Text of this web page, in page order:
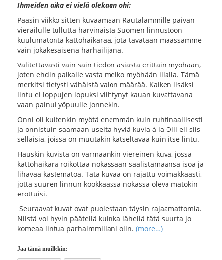
Ihmeiden aika ei vielä olekaan ohi:
Pääsin viikko sitten kuvaamaan Rautalammille päivän
vierailulle tullutta harvinaista Suomen linnustoon
kuulumatonta kattohaikaraa, jota tavataan maassamme
vain jokakesäisenä harhailijana.
Valitettavasti vain sain tiedon asiasta erittäin myöhään,
joten ehdin paikalle vasta melko myöhään illalla. Tämä
merkitsi tietysti vähäistä valon määrää. Kaiken lisäksi
lintu ei loppujen lopuksi viihtynyt kauan kuvattavana
vaan painui yöpuulle jonnekin.
Onni oli kuitenkin myötä enemmän kuin ruhtinaallisesti
ja onnistuin saamaan useita hyviä kuvia à la Olli eli siis
sellaisia, joissa on muutakin katseltavaa kuin itse lintu.
Hauskin kuvista on varmaankin viereinen kuva, jossa
kattohaikara roikottaa nokassaan saalistamaansa isoa ja
lihavaa kastematoa. Tätä kuvaa on rajattu voimakkaasti,
jotta suuren linnun kookkaassa nokassa oleva matokin
erottuisi.
Seuraavat kuvat ovat puolestaan täysin rajaamattomia.
Niistä voi hyvin päätellä kuinka lähellä tätä suurta jo
komeaa lintua parhaimmillani olin. (more…)
Jaa tämä muillekin: